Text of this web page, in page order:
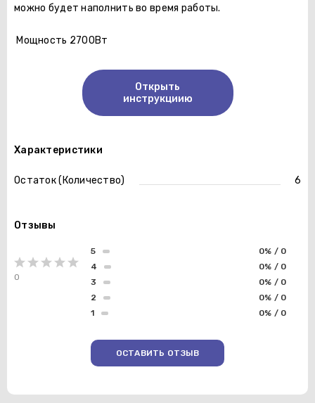
можно будет наполнить во время работы.
Мощность 2700Вт
Открыть
инструкциию
Характеристики
Остаток (Количество) 6
Отзывы
0
1 0% / 0
2 0% / 0
3 0% / 0
4 0% / 0
5 0% / 0
ОСТАВИТЬ ОТЗЫВ